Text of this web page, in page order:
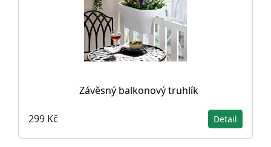
Závěsný balkonový truhlík
299 Kč Detail